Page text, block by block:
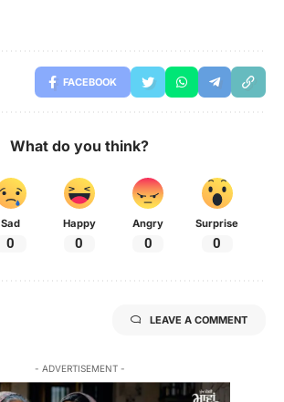
FACEBOOK
What do you think?
Sad
0
Happy
0
Angry
0
Surprise
0
LEAVE A COMMENT
- ADVERTISEMENT -